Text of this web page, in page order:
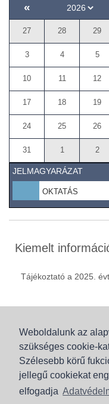
Weboldalunk az
szükséges cookie-
Szélesebb körű
jellegű cookiekat
elfogadja
«
27 28 29
3 4 5
10 11 12
17 18 19
24 25 26
31 1 2
JELMAGYARÁZAT
OKTATÁS
Kiemelt
Tájékoztató a 2025.
Szaknévsor
Szaknévsorunk
Baranya (62)
Bács-Kiskun (43)
Honlaptérkép Adatvédelem